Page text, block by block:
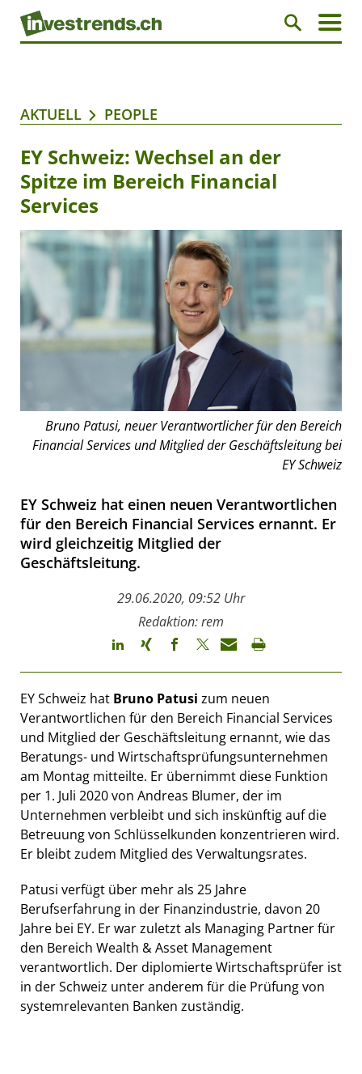
AKTUELL PEOPLE
EY Schweiz: Wechsel an der
Spitze im Bereich Financial
Services
Bruno Patusi, neuer Verantwortlicher für den Bereich
Financial Services und Mitglied der Geschäftsleitung bei
EY Schweiz
EY Schweiz hat einen neuen Verantwortlichen
für den Bereich Financial Services ernannt. Er
wird gleichzeitig Mitglied der
Geschäftsleitung.
29.06.2020, 09:52 Uhr
Redaktion: rem
EY Schweiz hat Bruno Patusi zum neuen
Verantwortlichen für den Bereich Financial Services
und Mitglied der Geschäftsleitung ernannt, wie das
Beratungs- und Wirtschaftsprüfungsunternehmen
am Montag mitteilte. Er übernimmt diese Funktion
per 1. Juli 2020 von Andreas Blumer, der im
Unternehmen verbleibt und sich inskünftig auf die
Betreuung von Schlüsselkunden konzentrieren wird.
Er bleibt zudem Mitglied des Verwaltungsrates.
Patusi verfügt über mehr als 25 Jahre
Berufserfahrung in der Finanzindustrie, davon 20
Jahre bei EY. Er war zuletzt als Managing Partner für
den Bereich Wealth & Asset Management
verantwortlich. Der diplomierte Wirtschaftsprüfer ist
in der Schweiz unter anderem für die Prüfung von
systemrelevanten Banken zuständig.